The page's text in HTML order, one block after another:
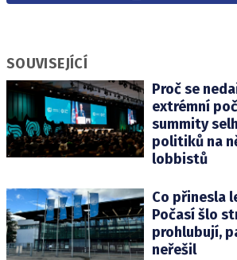
SOUVISEJÍCÍ
Proč se
extrémní
summity
politiků na
lobbistů
Co přinesla
Počasí šlo
prohlubují,
neřešil